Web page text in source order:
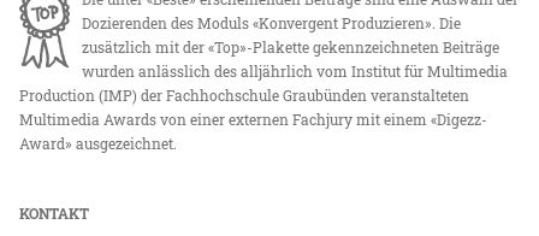
Dozierenden des Moduls «Konvergent Produzieren». Die
zusätzlich mit der «Top»-Plakette gekennzeichneten Beiträge
wurden anlässlich des alljährlich vom Institut für Multimedia
Production (IMP) der Fachhochschule Graubünden veranstalteten
Multimedia Awards von einer externen Fachjury mit einem «Digezz-
Award» ausgezeichnet.
KONTAKT